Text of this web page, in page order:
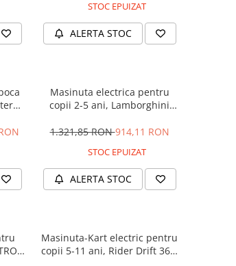
STOC EPUIZAT
ALERTA STOC
Masinuta electrica pentru
copii 2-5 ani, Lamborghini
12V, galbena
1.321,85 RON914,11 RON
STOC EPUIZAT
ALERTA STOC
Masinuta-Kart electric pentru
copii 5-11 ani, Rider Drift 360,